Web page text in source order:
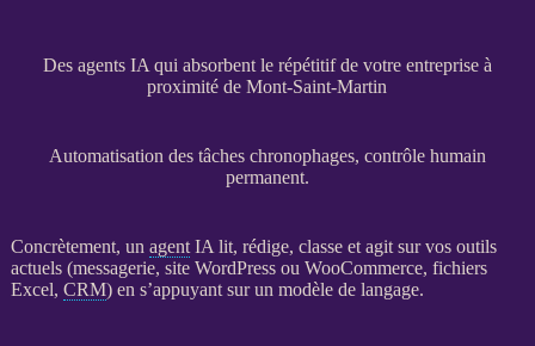
Des agents IA qui absorbent le répétitif de votre entreprise à
proximité de Mont-Saint-Martin
Automatisation des tâches chronophages, contrôle humain
permanent.
Concrètement, un agent IA lit, rédige, classe et agit sur vos outils
actuels (messagerie, site WordPressou WooCommerce, fichiers
Excel, CRM) en s’appuyant sur un modèle de langage.